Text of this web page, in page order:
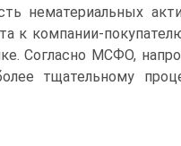
нематериальных
к компании-
Согласно МСФО,
тщательному